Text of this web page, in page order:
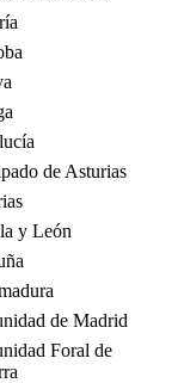
de Asturias
y León
de Madrid
Foral de